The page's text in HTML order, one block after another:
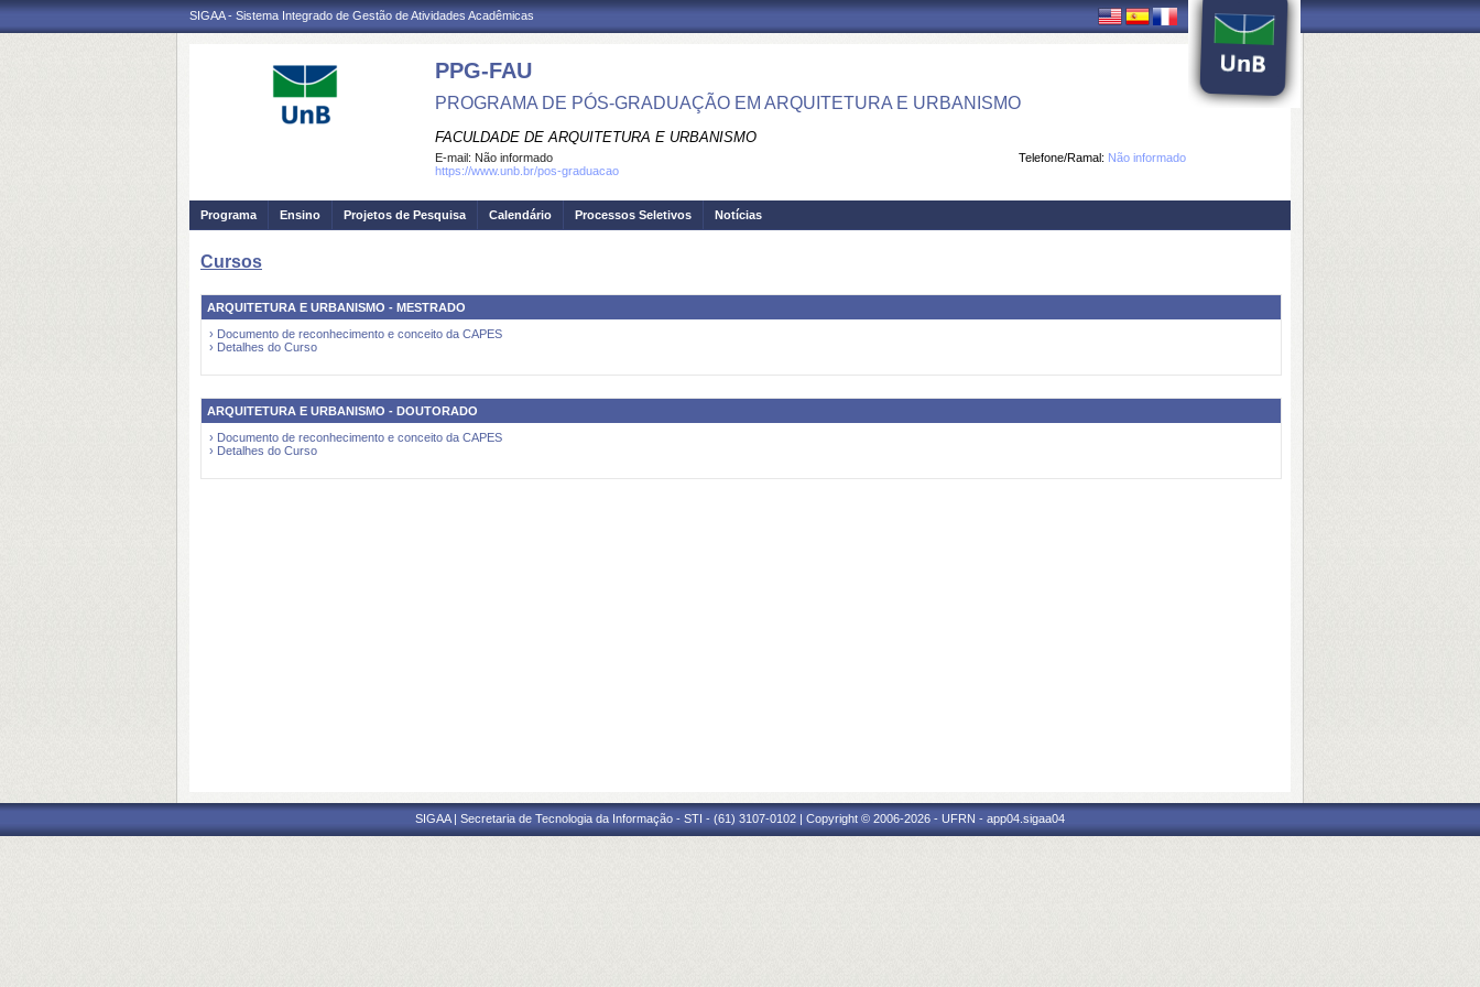
SIGAA - Sistema Integrado de Gestão de Atividades Acadêmicas
PPG-FAU
PROGRAMA DE PÓS-GRADUAÇÃO EM ARQUITETURA E URBANISMO
FACULDADE DE ARQUITETURA E URBANISMO
Telefone/Ramal: Não informado
E-mail: Não informado
https://www.unb.br/pos-graduacao
Programa Ensino Projetos de Pesquisa Calendário Processos Seletivos Notícias
Cursos
ARQUITETURA E URBANISMO - MESTRADO
› Documento de reconhecimento e conceito da CAPES
› Detalhes do Curso
ARQUITETURA E URBANISMO - DOUTORADO
› Documento de reconhecimento e conceito da CAPES
› Detalhes do Curso
SIGAA | Secretaria de Tecnologia da Informação - STI - (61) 3107-0102 | Copyright © 2006-2026 - UFRN - app04.sigaa04